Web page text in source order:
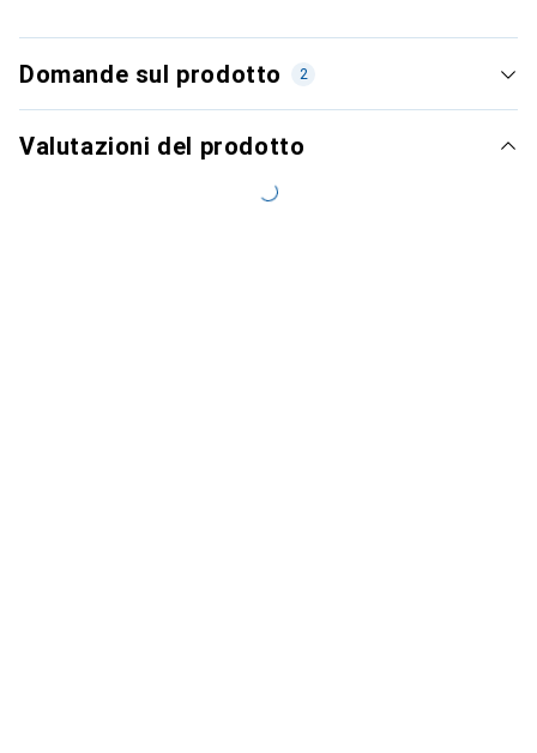
Domande sul prodotto 2
Valutazioni del prodotto